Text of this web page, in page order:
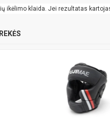
ikėlimo klaida. Jei rezultatas